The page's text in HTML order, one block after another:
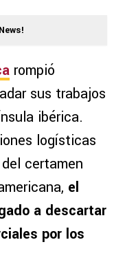
rompió
sus trabajos
ibérica.
logísticas
certamen
el
a descartar
por los